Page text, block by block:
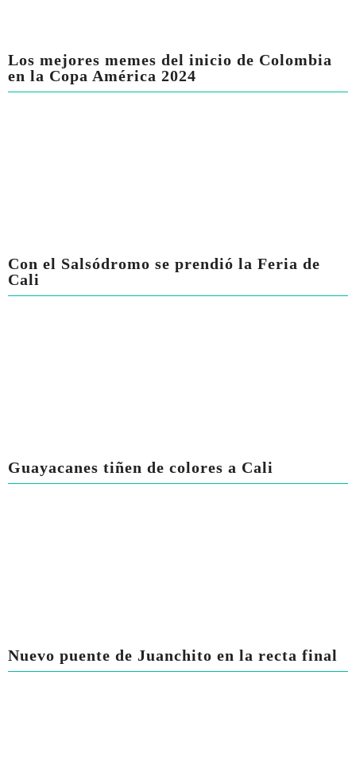
Los mejores memes del inicio de Colombia
en la Copa América 2024
Con el Salsódromo se prendió la Feria de
Cali
Guayacanes tiñen de colores a Cali
Nuevo puente de Juanchito en la recta final